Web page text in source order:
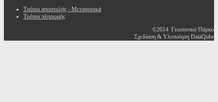
Τρόποι αποστολής - Μεταφορικά
Τρόποι πληρωμής
©2014 Γεωπονικό Πάρκο
Σχεδίαση & Υλοποίηση DataQube